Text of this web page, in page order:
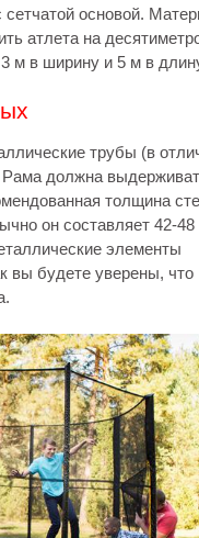
сетчатой основой.
атлета на
м в ширину и 5 м в
трубы (в
должна
толщина
он составляет 42-
элементы
вы будете уверены,